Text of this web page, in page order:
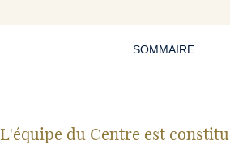
SOMMAIRE
L'équipe du Centre est